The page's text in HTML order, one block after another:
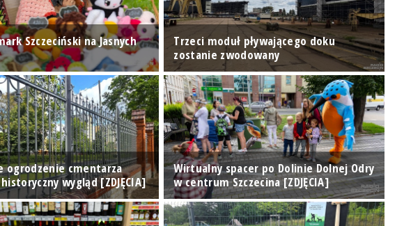
Szczeciński na Jasnych
Trzeci moduł pływającego doku
zostanie zwodowany
ogrodzenie cmentarza
wygląd [ZDJĘCIA]
Wirtualny spacer po Dolinie Dolnej Odry
w centrum Szczecina [ZDJĘCIA]